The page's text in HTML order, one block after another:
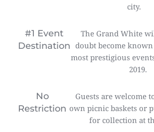
city.
#1 Event
Destination
The Grand White
doubt become
most prestigious
2019.
No
Restriction
Guests are welcome
own picnic baskets or
for collection at